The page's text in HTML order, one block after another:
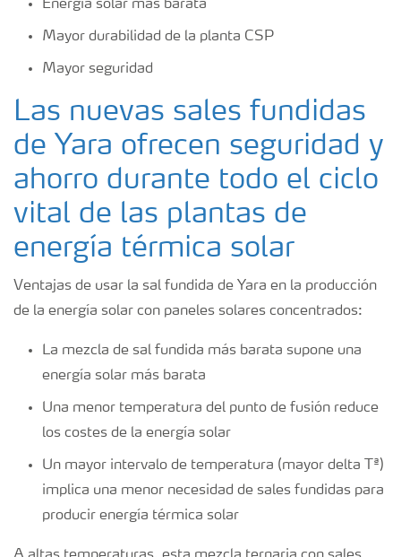
Energía solar más barata
Mayor durabilidad de la planta CSP
Mayor seguridad
Las nuevas sales fundidas
de Yara ofrecen seguridad y
ahorro durante todo el ciclo
vital de las plantas de
energía térmica solar
Ventajas de usar la sal fundida de Yara en la producción
de la energía solar con paneles solares concentrados:
La mezcla de sal fundida más barata supone una
energía solar más barata
Una menor temperatura del punto de fusión reduce
los costes de la energía solar
Un mayor intervalo de temperatura (mayor delta Tª)
implica una menor necesidad de sales fundidas para
producir energía térmica solar